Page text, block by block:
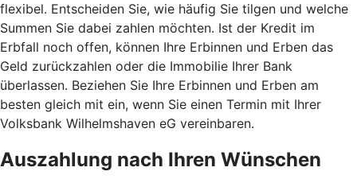
flexibel. Entscheiden Sie, wie häufig Sie tilgen und welche
Summen Sie dabei zahlen möchten. Ist der Kredit im
Erbfall noch offen, können Ihre Erbinnen und Erben das
Geld zurückzahlen oder die Immobilie Ihrer Bank
überlassen. Beziehen Sie Ihre Erbinnen und Erben am
besten gleich mit ein, wenn Sie einen Termin mit Ihrer
Volksbank Wilhelmshaven eG vereinbaren.
Auszahlung nach Ihren Wünschen